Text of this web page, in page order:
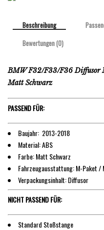
Beschreibung
Bewertungen (0)
BMW F32/F33/F36 Diffusor
Matt Schwarz
PASSEND FÜR:
Baujahr: 2013-2018
Material: ABS
Farbe: Matt Schwarz
Fahrzeugausstattung: M-Paket /
Verpackungsinhalt: Diffusor
NICHT PASSEND FÜR:
Standard Stoßstange